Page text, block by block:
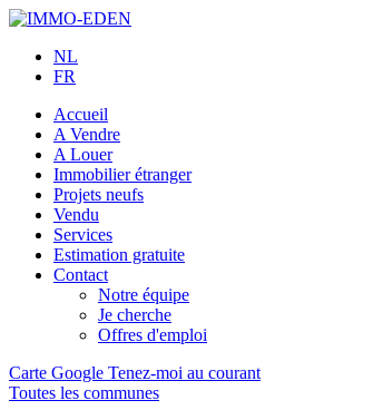
NL
FR
Accueil
A Vendre
A Louer
Immobilier étranger
Projets neufs
Vendu
Services
Estimation gratuite
Contact
Notre équipe
Je cherche
Offres d'emploi
Carte Google Tenez-moi au courant
Toutes les communes